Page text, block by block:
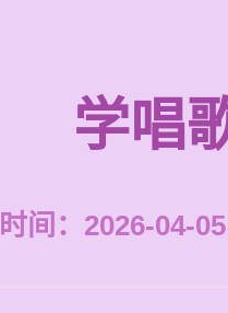
学唱
时间：2026-04-